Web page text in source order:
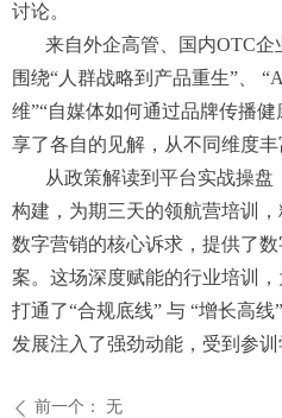
讨论。
来自外企高管、国内OTC
围绕“人群战略到产品重生”、
维”“自媒体如何通过品牌传播
享了各自的见解，从不同维度丰
从政策解读到平台实战操
构建，为期三天的领航营培训
数字营销的核心诉求，提供了
案。这场深度赋能的行业培训
打通了“合规底线” 与 “增长高
发展注入了强劲动能，受到参训
ꄴ 前一个： 无